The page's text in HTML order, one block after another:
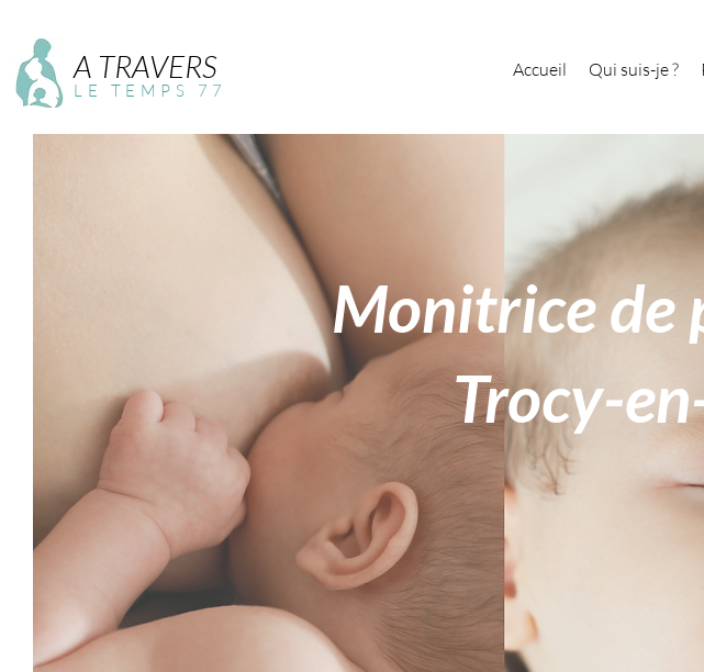
LE TEMPS 77
A TRAVERS Accueil Qui suis-je ?
Monitrice de
Trocy-